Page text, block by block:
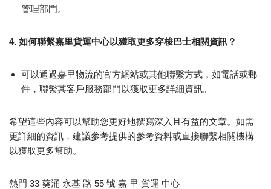
管理部門。
4. 如何聯繫嘉里貨運中心以獲取更多穿梭巴士相關資訊？
可以通過嘉里物流的官方網站或其他聯繫方式，如電話或郵
件，聯繫其客戶服務部門以獲取更多詳細資訊。
希望這些內容可以幫助您更好地撰寫深入且有益的文章。如需
更詳細的資訊，建議參考提供的參考資料或直接聯繫相關機構
以獲取更多幫助。
熱門 33 葵涌 永基 路 55 號 嘉 里 貨運 中心